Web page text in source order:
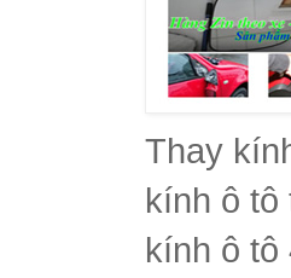
Thay
kính ô tô
kính ô tô